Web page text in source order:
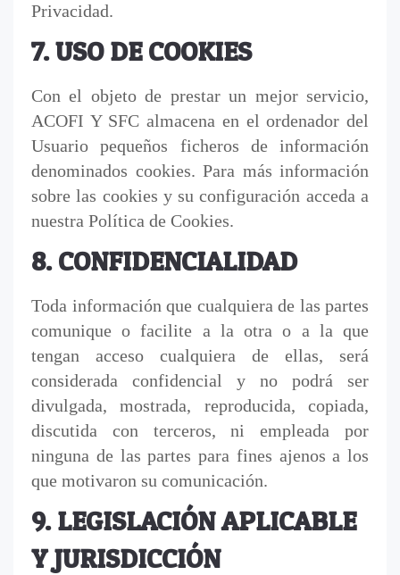
Privacidad.
7. USO DE COOKIES
Con el objeto de prestar un mejor servicio,
ACOFI Y SFC almacena en el ordenador del
Usuario pequeños ficheros de información
denominados cookies. Para más información
sobre las cookies y su configuración acceda a
nuestra Política de Cookies.
8. CONFIDENCIALIDAD
Toda información que cualquiera de las partes
comunique o facilite a la otra o a la que
tengan acceso cualquiera de ellas, será
considerada confidencial y no podrá ser
divulgada, mostrada, reproducida, copiada,
discutida con terceros, ni empleada por
ninguna de las partes para fines ajenos a los
que motivaron su comunicación.
9. LEGISLACIÓN APLICABLE
Y JURISDICCIÓN